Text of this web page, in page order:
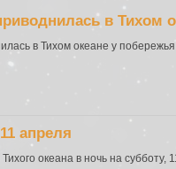
в Тихом
в Тихом океане у
апреля
океана в ночь на